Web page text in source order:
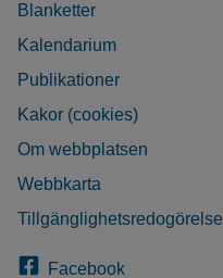
Blanketter
Kalendarium
Publikationer
Kakor (cookies)
Om webbplatsen
Webbkarta
Tillgänglighetsredogörelse
Facebook